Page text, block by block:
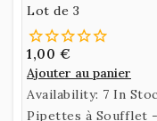
Lot de 3
1,00 €
Ajouter au panier
Availability: 7 In
Pipettes à Soufflet -